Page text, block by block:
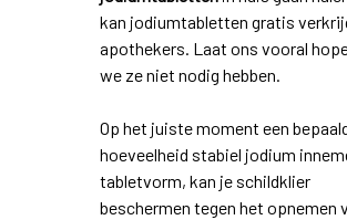
kan jodiumtabletten gratis
apothekers. Laat ons vooral
we ze niet nodig hebben.
Op het juiste moment een
hoeveelheid stabiel jodium
tabletvorm, kan je schildklier
beschermen tegen het opnemen